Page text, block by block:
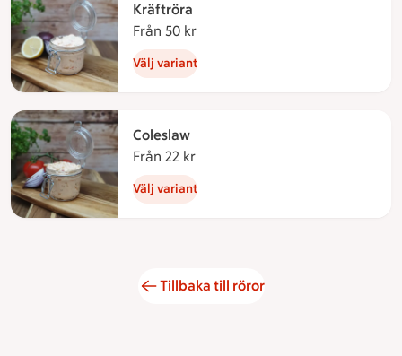
Kräftröra
Från 50 kr
Välj variant
Coleslaw
Från 22 kr
Välj variant
Tillbaka till röror